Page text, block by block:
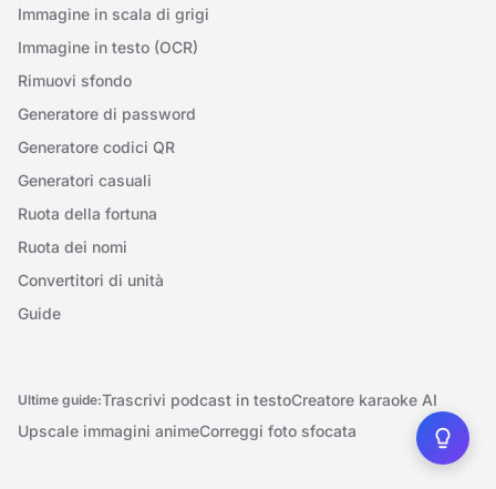
Immagine in scala di grigi
Immagine in testo (OCR)
Rimuovi sfondo
Generatore di password
Generatore codici QR
Generatori casuali
Ruota della fortuna
Ruota dei nomi
Convertitori di unità
Guide
Ultime guide:Trascrivi podcast in testoCreatore karaoke AI
Upscale immagini animeCorreggi foto sfocata